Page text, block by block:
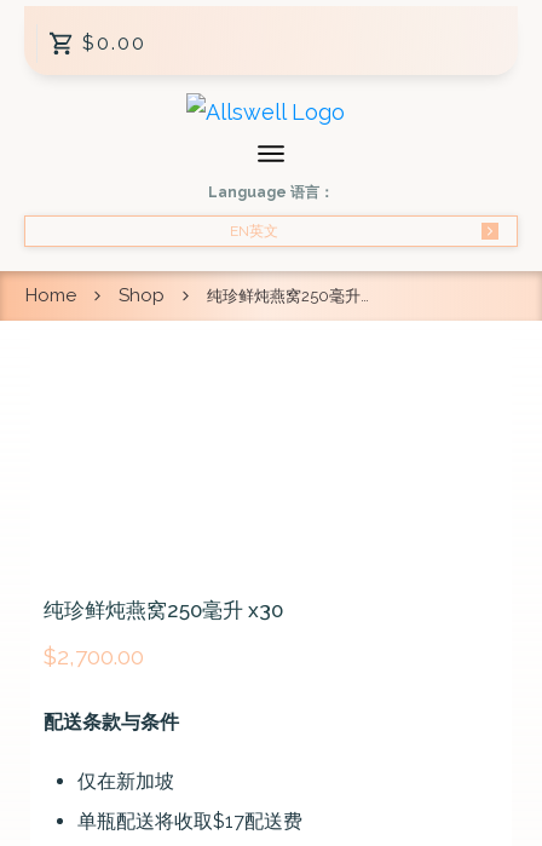
$0.00
Language 语言：
EN英文
Home Shop 纯珍鲜炖燕窝250毫升 x30
纯珍鲜炖燕窝250毫升 x30
$2,700.00
配送条款与条件
仅在新加坡
单瓶配送将收取$17配送费